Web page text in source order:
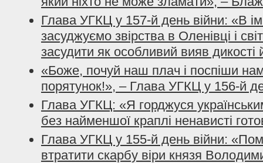
Глава УГКЦ у 157-й день війни: «В
засуджуємо звірства в Оленівці і
засудити як особливий вияв дикості
«Боже, почуй наш плач і поспіши
порятунок!», – Глава УГКЦ у 156-й
Глава УГКЦ: «Я горджуся
без найменшої краплі ненависті
Глава УГКЦ у 155-й день війни:
втратити скарбу віри князя